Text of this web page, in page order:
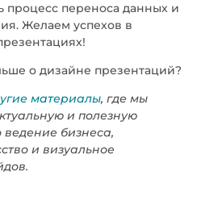
процесс переноса данных и
Желаем успехов в
о дизайне презентаций?
материалы, где мы
и полезную
бизнеса,
и визуальное